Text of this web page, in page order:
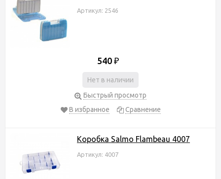
Артикул: 2546
540 ₽
Нет в наличии
Быстрый просмотр
В избранное
Сравнение
Коробка Salmo Flambeau 4007
Артикул: 4007